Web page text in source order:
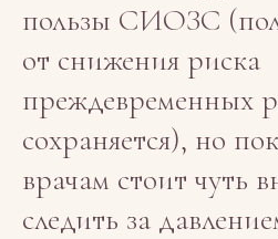
пользы СИОЗС
от снижения риска
преждевременных
сохраняется), но
врачам стоит чуть
следить за